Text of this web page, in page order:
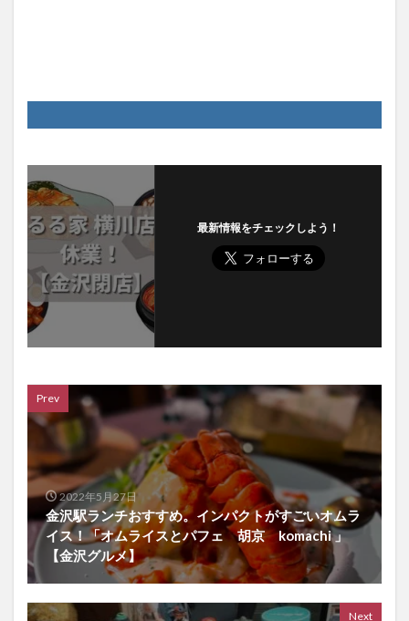
最新情報をチェックしよう！
Prev
2022年5月27日
金沢駅ランチおすすめ。インパクトがすごいオムラ
イス！「オムライスとパフェ 胡京 komachi 」
【金沢グルメ】
Next